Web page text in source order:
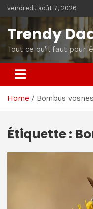
to
content
vendredi, août 7, 2026
Trendy
Tout ce qu'il faut pour
Home Bombus
Étiquette :